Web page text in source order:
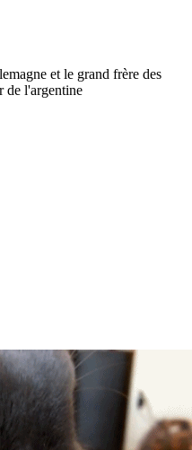
et le grand frère des
de l'argentine